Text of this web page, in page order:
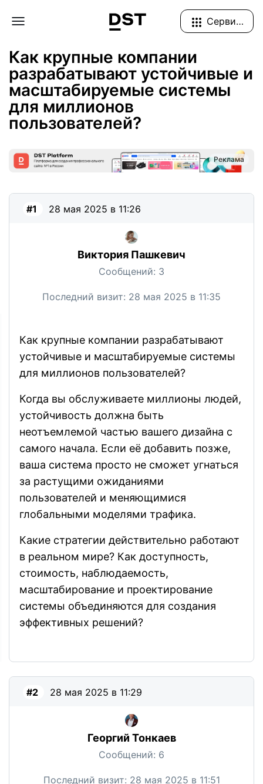
Navigation Menu Сервисы
Безопасность и оптимизация
Как крупные компании
разрабатывают устойчивые и
масштабируемые системы
для миллионов
пользователей?
Реклама
#1 28 мая 2025 в 11:26
Виктория Пашкевич
Сообщений: 3
Последний визит: 28 мая 2025 в 11:35
Как крупные компании разрабатывают
устойчивые и масштабируемые системы
для миллионов пользователей?
Когда вы обслуживаете миллионы людей,
устойчивость должна быть
неотъемлемой частью вашего дизайна с
самого начала. Если её добавить позже,
ваша система просто не сможет угнаться
за растущими ожиданиями
пользователей и меняющимися
глобальными моделями трафика.
Какие стратегии действительно работают
в реальном мире? Как доступность,
стоимость, наблюдаемость,
масштабирование и проектирование
системы объединяются для создания
эффективных решений?
#2 28 мая 2025 в 11:29
Георгий Тонкаев
Сообщений: 6
Последний визит: 28 мая 2025 в 11:51